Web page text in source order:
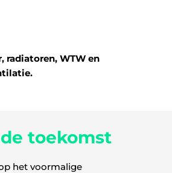
radiatoren, WTW en
toekomst
het voormalige